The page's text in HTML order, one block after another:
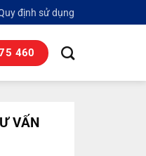
định sử dụng
460
VẤN